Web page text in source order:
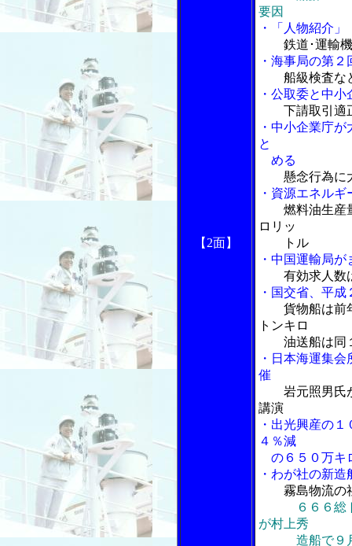
【2面】
要因
・「人物紹介
鉄道･運輸
・海事局の第
船級検査な
・公取委と中
下請取引適
・中小企業庁
と
める
懸念行為に
・資源エネル
燃料油生産
ロリッ
トル
・中国運輸局
有効求人数
・国交省、平
貨物船は前
トンキロ
油送船は同１
・日本海運集
催
岩元照男氏
講演
・出光興産の
４％減
の６５０万キ
・わが社の新造
霧島物流の
６６６
が村上秀
造船で９月